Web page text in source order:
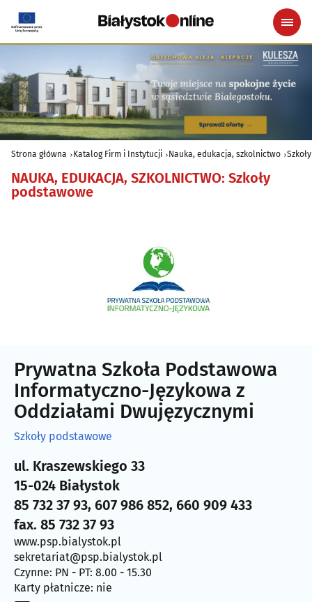
Strona główna Katalog Firm i Instytucji Nauka, edukacja, szkolnictwo
NAUKA, EDUKACJA, SZKOLNICTWO: Szkoły
podstawowe
Prywatna Szkoła Podstawowa
Informatyczno-Językowa z
Oddziałami Dwujęzycznymi
Szkoły podstawowe
ul. Kraszewskiego 33
15-024 Białystok
85 732 37 93, 607 986 852, 660 909 433
fax. 85 732 37 93
www.psp.bialystok.pl
sekretariat@psp.bialystok.pl
Czynne: PN - PT: 8.00 - 15.30
Karty płatnicze: nie